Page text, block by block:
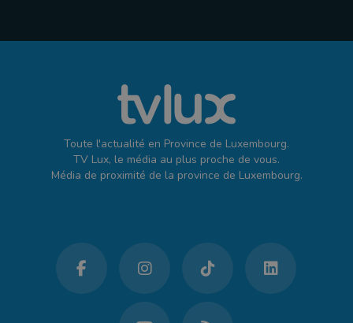
Toute l'actualité en Province de Luxembourg.
TV Lux, le média au plus proche de vous.
Média de proximité de la province de Luxembourg.